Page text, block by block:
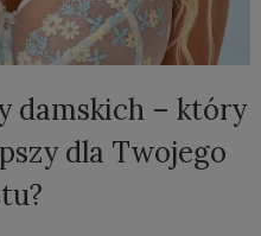
damskich – który
dla Twojego